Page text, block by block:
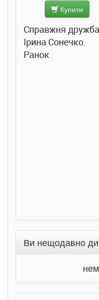
Купити
Справжня
Ірина Сонечко.
Ранок
Ви нещодавно